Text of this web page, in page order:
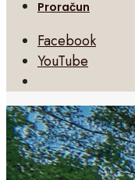
Proračun
Facebook
YouTube
Search
Window